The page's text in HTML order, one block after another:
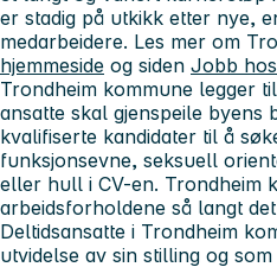
er stadig på utkikk etter nye,
medarbeidere. Les mer om
hjemmeside og siden Jobb
Trondheim kommune legger
ansatte skal gjenspeile
kvalifiserte kandidater til å
funksjonsevne, seksuell
eller hull i CV-en. Trondheim
arbeidsforholdene så langt
Deltidsansatte i Trondheim
utvidelse av sin stilling og